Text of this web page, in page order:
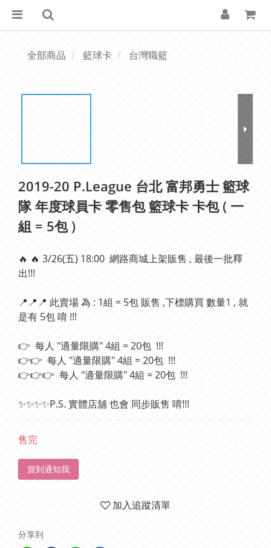
全部商品 籃球卡 台灣職籃
2019-20 P.League 台北 富邦勇士 籃球
隊 年度球員卡 零售包 籃球卡 卡包 ( 一
組 = 5包 )
🔥 🔥 3/26(五) 18:00  網路商城上架販售 , 最後一批釋
出!!!
📍📍📍 此賣場 為 : 1組 = 5包 販售 ,下標購買 數量1 , 就
是有 5包 唷 !!!
👉  每人 "適量限購" 4組 = 20包  !!!
👉👉  每人 "適量限購" 4組 = 20包  !!!
👉👉👉  每人 "適量限購" 4組 = 20包  !!!
✨✨✨✨P.S. 實體店舖 也會 同步販售 唷!!!
售完
貨到通知我
加入追蹤清單
分享到